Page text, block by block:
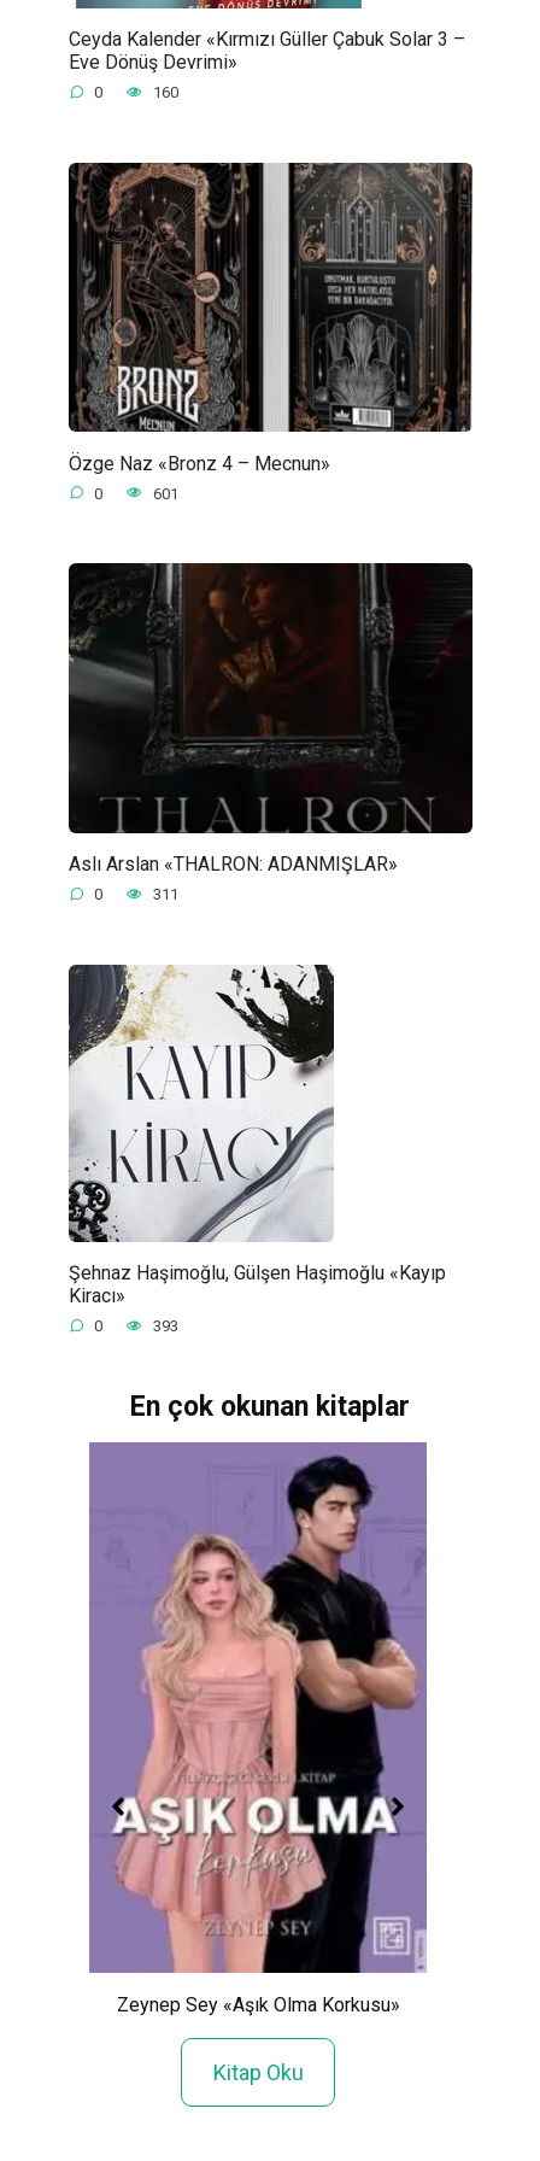
Ceyda Kalender «Kırmızı Güller Çabuk Solar 3 –
Eve Dönüş Devrimi»
0 160
Özge Naz «Bronz 4 – Mecnun»
0 601
Aslı Arslan «THALRON: ADANMIŞLAR»
0 311
Şehnaz Haşimoğlu, Gülşen Haşimoğlu «Kayıp
Kiracı»
0 393
En çok okunan kitaplar
Zeynep Sey «Aşık Olma Korkusu»
Kitap Oku